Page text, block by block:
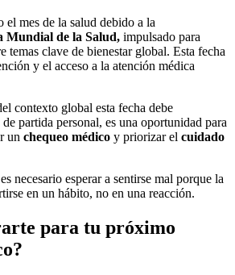
mes de la salud debido a la
Mundial de la Salud, impulsado para
temas clave de bienestar global. Esta fecha
y el acceso a la atención médica
contexto global esta fecha debe
partida personal, es una oportunidad para
un chequeo médico y priorizar el cuidado
necesario esperar a sentirse mal porque la
en un hábito, no en una reacción.
para tu próximo